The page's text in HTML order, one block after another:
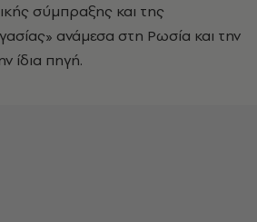
σύμπραξης και της
ανάμεσα στη Ρωσία και την
ίδια πηγή.